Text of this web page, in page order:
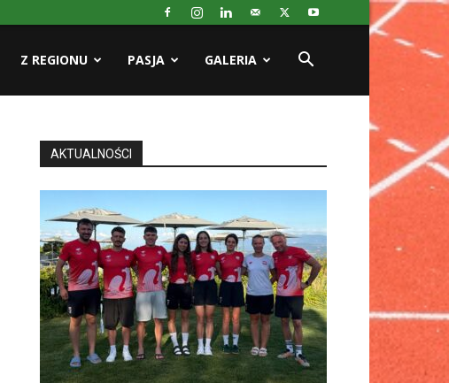
Z REGIONU PASJA GALERIA
AKTUALNOŚCI